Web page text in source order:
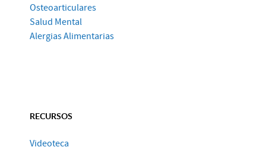
Osteoarticulares
Salud Mental
Alergias Alimentarias
RECURSOS
Videoteca